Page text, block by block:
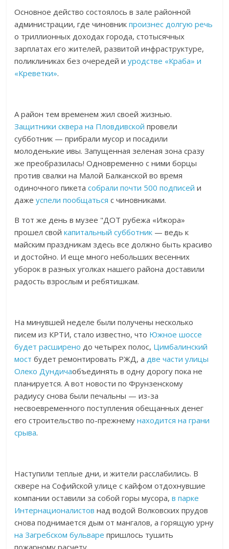
Основное действо состоялось в зале районной
администрации, где чиновникпроизнес долгую речь
о триллионных доходах города, стотысячных
зарплатах его жителей, развитой инфраструктуре,
поликлиниках без очередей иуродстве «Краба» и
«Креветки».
А район тем временем жил своей жизнью.
Защитники сквера на Пловдивской провели
субботник — прибрали мусор и посадили
молоденькие ивы. Запущенная зеленая зона сразу
же преобразилась! Одновременно с ними борцы
против свалки на Малой Балканской во время
одиночного пикетасобрали почти 500 подписейи
дажеуспели пообщатьсяс чиновниками.
В тот же день в музее "ДОТ рубежа «Ижора»
прошел свойкапитальный субботник — ведь к
майским праздникам здесь все должно быть красиво
и достойно. И еще много небольших весенних
уборок в разных уголках нашего района доставили
радость взрослым и ребятишкам.
На минувшей неделе были получены несколько
писем из КРТИ, стало известно, что Южное шоссе
будет расширено до четырех полос, Цимбалинский
мост будет ремонтировать РЖД, адве части улицы
Олеко Дундичаобъединять в одну дорогу пока не
планируется. А вот новости по Фрунзенскому
радиусу снова были печальны — из-за
несвоевременного поступления обещанных денег
его строительство по-прежнемунаходится на грани
срыва.
Наступили теплые дни, и жители расслабились. В
сквере на Софийской улице с кайфом отдохнувшие
компании оставили за собой горы мусора,в парке
Интернационалистовнад водой Волковских прудов
снова поднимается дым от мангалов, а горящую урну
на Загребском бульварепришлось тушить
пожарному расчету.